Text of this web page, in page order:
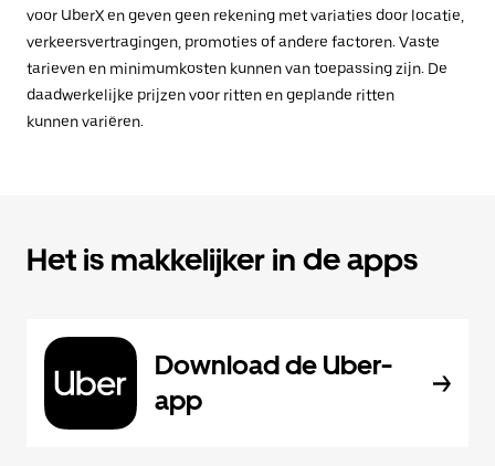
voor UberX en geven geen rekening met variaties door locatie,
verkeersvertragingen, promoties of andere factoren. Vaste
tarieven en minimumkosten kunnen van toepassing zijn. De
daadwerkelijke prijzen voor ritten en geplande ritten
kunnen variëren.
Het is makkelijker in de apps
Download de Uber-
app